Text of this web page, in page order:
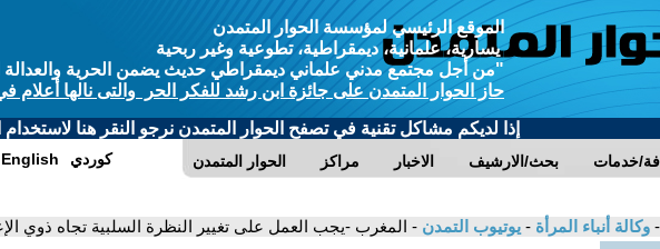
الموقع الرئيسي لمؤسسة الحوار المتمدن
يسارية، علمانية، ديمقراطية، تطوعية وغير ربحية
"من أجل مجتمع مدني علماني ديمقراطي حديث يضمن الحرية والعدالة
حاز الحوار المتمدن على جائزة ابن رشد للفكر الحر والتى نالها أعلام
إذا لديكم مشاكل تقنية في تصفح الحوار المتمدن نرجو النقر هنا لاستخدام
الحوار المتمدن مراكز الاخبار بحث/الارشيف خدمات English كوردي
- وكالة أنباء المرأة - يوتيوب التمدن - المغرب -يجب العمل على تغيير النظرة السلبية تجاه ذوي